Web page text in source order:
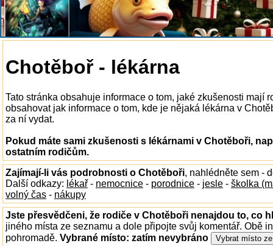
Chotěboř - lékárna
Tato stránka obsahuje informace o tom, jaké zkušenosti mají
obsahovat jak informace o tom, kde je nějaká lékárna v
za ní vydat.
Pokud máte sami zkušenosti s lékárnami v Chotěboři,
ostatním rodičům.
Zajímají-li vás podrobnosti o Chotěboři, nahlédněte sem -
Další odkazy: lékař - nemocnice - porodnice - jesle - školka
volný čas - nákupy
Jste přesvědčeni, že rodiče v Chotěboři nenajdou to, co
jiného místa ze seznamu a dole připojte svůj komentář. Obě
pohromadě. Vybrané místo: zatím nevybráno